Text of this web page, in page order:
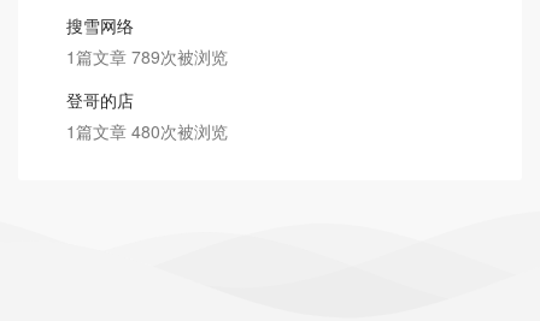
搜雪网络
1篇文章 789次被浏览
登哥的店
1篇文章 480次被浏览